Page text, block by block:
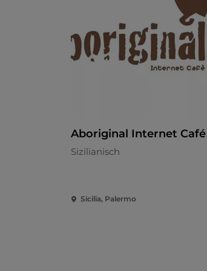
Aboriginal Internet Café
Sizilianisch
Sicilia, Palermo